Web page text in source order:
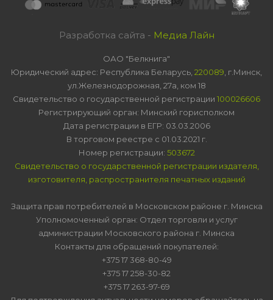
Разработка сайта - Медиа Лайн
ОАО "Белкнига"
Юридический адрес: Республика Беларусь, 220089 , г.Минск,
ул.Железнодорожная, 27а, ком 18
Свидетельство о государственной регистрации 100026606
Регистрирующий орган: Минский горисполком
Дата регистрации в ЕГР: 03.03.2006
В торговом реестре с 01.03.2021 г.
Номер регистрации: 503672
Свидетельство о государственной регистрации издателя,
изготовителя, распространителя печатных изданий
Защита прав потребителей в Московском районе г. Минска
Уполномоченный орган: Отдел торговли и услуг
администрации Московского района г. Минска
Контакты для обращений покупателей:
+375 17 368-80-49
+375 17 258-30-82
+375 17 263-97-69